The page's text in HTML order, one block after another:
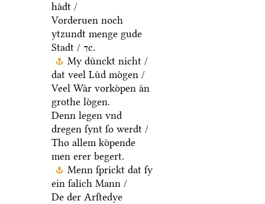
haͤdt /
Vorderuen noch
ytzundt menge gude
Stadt / ⁊c.
My duͤnckt nicht /
dat veel Luͤd moͤgen /
Veel Waͤr vorkoͤpen aͤn
grothe loͤgen.
Denn legen vnd
dregen ſynt ſo werdt /
Tho allem koͤpende
men erer begert.
Menn ſprickt dat ſy
ein ſalich Mann /
De der Arſtedye